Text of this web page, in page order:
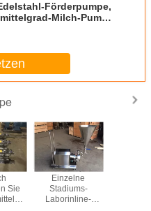
Förderpumpe,
Milch-Pumpe
Sie
Einzelne
Stadiums-
Laborinline-